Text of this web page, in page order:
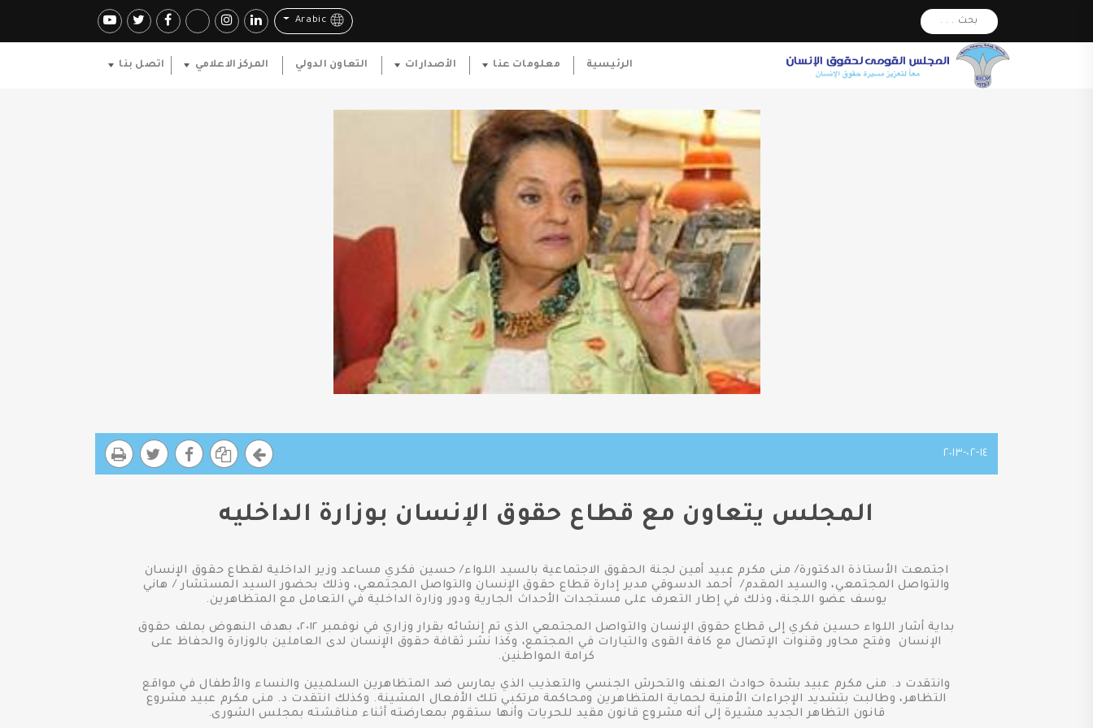
بحث . . . Arabic
الرئيسية معلومات عنا الأصدارات التعاون الدولي المركز الاعلامي اتصل بنا
١٤-٠٢-٢٠١٣
المجلس يتعاون مع قطاع حقوق الإنسان بوزارة الداخليه
اجتمعت الأستاذة الدكتورة/ منى مكرم عبيد أمين لجنة الحقوق الاجتماعية بالسيد اللواء/ حسين فكري مساعد وزير الداخلية لقطاع حقوق الإنسان
والتواصل المجتمعي، والسيد المقدم/ أحمد الدسوقي مدير إدارة قطاع حقوق الإنسان والتواصل المجتمعي، وذلك بحضور السيد المستشار / هاني
يوسف عضو اللجنة، وذلك في إطار التعرف على مستجدات الأحداث الجارية ودور وزارة الداخلية في التعامل مع المتظاهرين.
بداية أشار اللواء حسين فكري إلى قطاع حقوق الإنسان والتواصل المجتمعي الذي تم إنشائه بقرار وزاري في نوفمبر ٢٠١٢، بهدف النهوض بملف حقوق
الإنسان وفتح محاور وقنوات الإتصال مع كافة القوى والتيارات في المجتمع، وكذا نشر ثقافة حقوق الإنسان لدى العاملين بالوزارة والحفاظ على
كرامة المواطنين.
وانتقدت د. منى مكرم عبيد بشدة حوادث العنف والتحرش الجنسي والتعذيب الذي يمارس ضد المتظاهرين السلميين والنساء والأطفال في مواقع
التظاهر، وطالبت بتشديد الإجراءات الأمنية لحماية المتظاهرين ومحاكمة مرتكبي تلك الأفعال المشينة. وكذلك انتقدت د. منى مكرم عبيد مشروع
قانون التظاهر الجديد مشيرة إلى أنه مشروع قانون مقيد للحريات وأنها ستقوم بمعارضته أثناء مناقشته بمجلس الشورى.